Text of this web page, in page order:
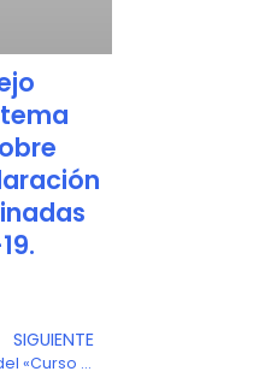
SIGUIENTE
AEPA y la UA firman un convenio de colaboración para la realización del «Curso de Especialización en Igualdad de Género en la Empresa»